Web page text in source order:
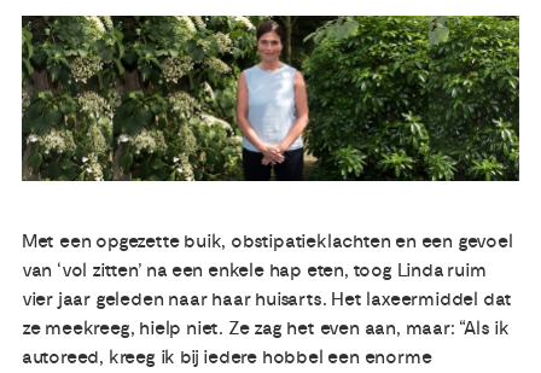
Over ons
Contact
Met een opgezette buik, obstipatieklachten en een gevoel
van ‘vol zitten’ na een enkele hap eten, toog Linda ruim
vier jaar geleden naar haar huisarts. Het laxeermiddel dat
ze meekreeg, hielp niet. Ze zag het even aan, maar: “Als ik
autoreed, kreeg ik bij iedere hobbel een enorme